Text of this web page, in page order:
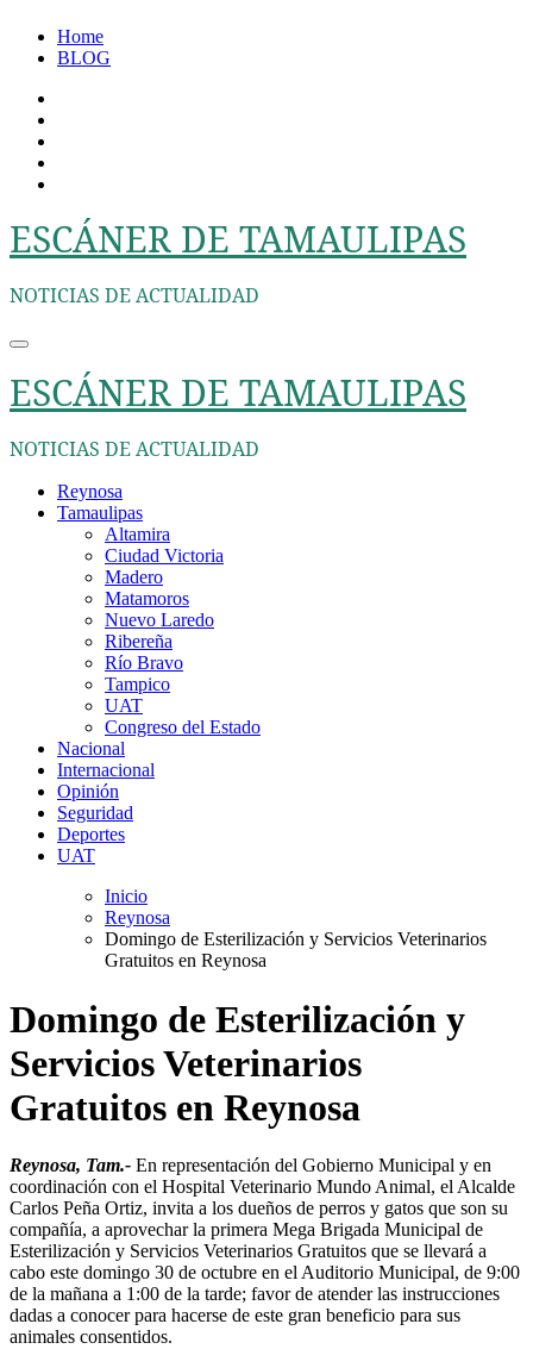
Home
BLOG
ESCÁNER DE TAMAULIPAS
NOTICIAS DE ACTUALIDAD
ESCÁNER DE TAMAULIPAS
NOTICIAS DE ACTUALIDAD
Reynosa
Tamaulipas
Altamira
Ciudad Victoria
Madero
Matamoros
Nuevo Laredo
Ribereña
Río Bravo
Tampico
UAT
Congreso del Estado
Nacional
Internacional
Opinión
Seguridad
Deportes
UAT
Inicio
Reynosa
Domingo de Esterilización y Servicios Veterinarios
Gratuitos en Reynosa
Domingo de Esterilización y
Servicios Veterinarios
Gratuitos en Reynosa
Reynosa, Tam.- En representación del Gobierno Municipal y en
coordinación con el Hospital Veterinario Mundo Animal, el Alcalde
Carlos Peña Ortiz, invita a los dueños de perros y gatos que son su
compañía, a aprovechar la primera Mega Brigada Municipal de
Esterilización y Servicios Veterinarios Gratuitos que se llevará a
cabo este domingo 30 de octubre en el Auditorio Municipal, de 9:00
de la mañana a 1:00 de la tarde; favor de atender las instrucciones
dadas a conocer para hacerse de este gran beneficio para sus
animales consentidos.